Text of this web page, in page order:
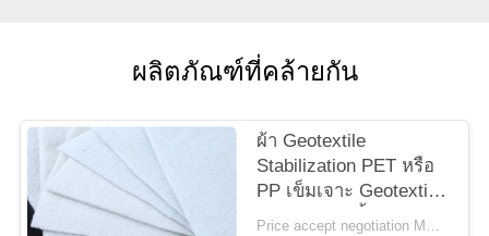
ใบ
เสนอ
ราคา
ผลิตภัณฑ์ที่คล้ายกัน
ผ้า Geotextile
Stabilization PET หรือ
PP เข็มเจาะ Geotextile
สีขาวต่อต้านริ้วรอย
Price accept negotiation MOQ:1sqm